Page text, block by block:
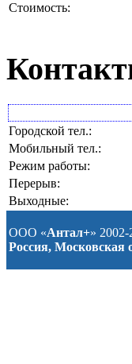
Стоимость:
Городской тел.:
Мобильный тел.:
Режим работы:
Перерыв:
Выходные:
ООО «Антал+» 2002-
Россия, Московская